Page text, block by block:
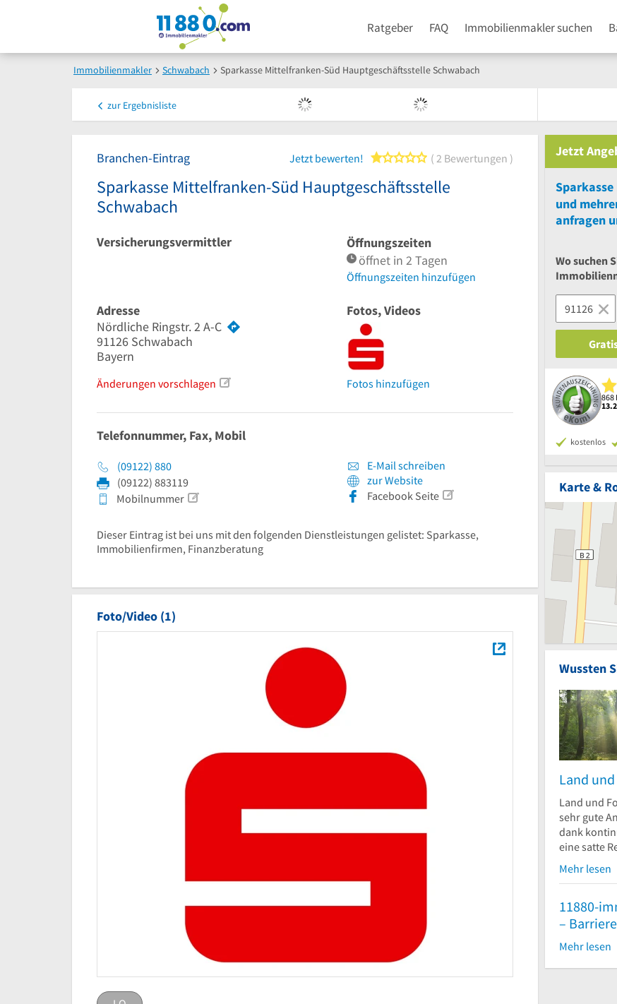
Ratgeber FAQ Immobilienmakler suchen
Immobilienmakler Schwabach Sparkasse Mittelfranken-Süd Hauptgeschäftsstelle Schwabach
zur Ergebnisliste
Branchen-Eintrag Jetzt bewerten! 1 von 5 Sternen
2 Bewertungen
Sparkasse Mittelfranken-Süd Hauptgeschäftsstelle
Schwabach
Versicherungsvermittler
Öffnungszeiten
öffnet in 2 Tagen
Öffnungszeiten hinzufügen
Adresse
Nördliche Ringstr. 2 A-C
91126 Schwabach
Bayern
Änderungen vorschlagen
Fotos, Videos
Fotos hinzufügen
Telefonnummer, Fax, Mobil
(09122) 880
(09122) 883119
Mobilnummer
E-Mail schreiben
zur Website
Facebook Seite
Dieser Eintrag ist bei uns mit den folgenden Dienstleistungen gelistet: Sparkasse,
Immobilienfirmen, Finanzberatung
Foto/Video (1)
LO
Jetzt
und
anfragen
Wo suchen
868
kostenlos
Karte &
Wussten
Land
Land und
sehr gute
dank
eine satte
Mehr lesen
11880-
–
Mehr lesen